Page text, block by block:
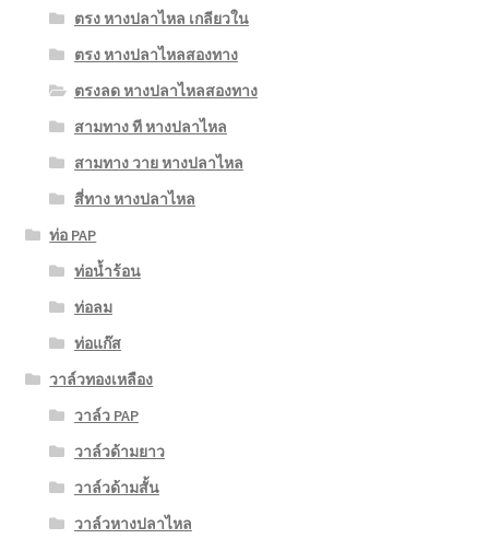
ตรง หางปลาไหล เกลียวใน
ตรง หางปลาไหลสองทาง
ตรงลด หางปลาไหลสองทาง
สามทาง ที หางปลาไหล
สามทาง วาย หางปลาไหล
สี่ทาง หางปลาไหล
ท่อ PAP
ท่อน้ำร้อน
ท่อลม
ท่อแก๊ส
วาล์วทองเหลือง
วาล์ว PAP
วาล์วด้ามยาว
วาล์วด้ามสั้น
วาล์วหางปลาไหล